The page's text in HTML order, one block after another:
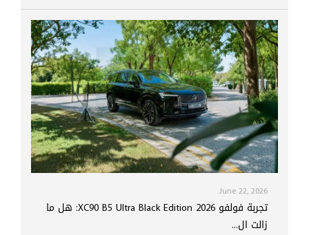
June 22, 2026
تجربة فولفو XC90 B5 Ultra Black Edition 2026: هل ما
زالت ال...